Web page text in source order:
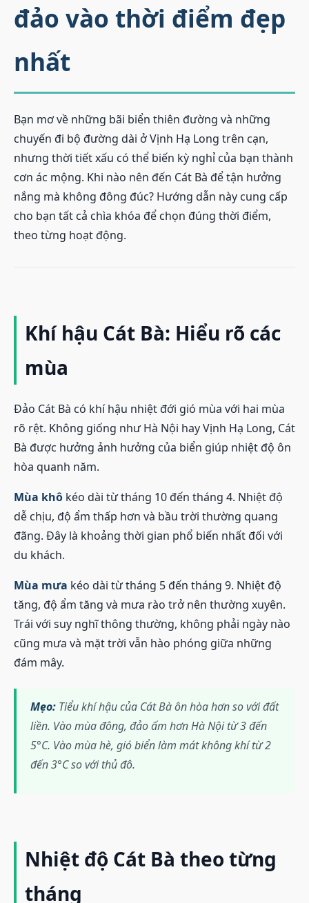
đảo vào thời điểm đẹp
nhất
Bạn mơ về những bãi biển thiên đường và những
chuyến đi bộ đường dài ở Vịnh Hạ Long trên cạn,
nhưng thời tiết xấu có thể biến kỳ nghỉ của bạn thành
cơn ác mộng. Khi nào nên đến Cát Bà để tận hưởng
nắng mà không đông đúc? Hướng dẫn này cung cấp
cho bạn tất cả chìa khóa để chọn đúng thời điểm,
theo từng hoạt động.
Khí hậu Cát Bà: Hiểu rõ các
mùa
Đảo Cát Bà có khí hậu nhiệt đới gió mùa với hai mùa
rõ rệt. Không giống như Hà Nội hay Vịnh Hạ Long, Cát
Bà được hưởng ảnh hưởng của biển giúp nhiệt độ ôn
hòa quanh năm.
Mùa khô kéo dài từ tháng 10 đến tháng 4. Nhiệt độ
dễ chịu, độ ẩm thấp hơn và bầu trời thường quang
đãng. Đây là khoảng thời gian phổ biến nhất đối với
du khách.
Mùa mưa kéo dài từ tháng 5 đến tháng 9. Nhiệt độ
tăng, độ ẩm tăng và mưa rào trở nên thường xuyên.
Trái với suy nghĩ thông thường, không phải ngày nào
cũng mưa và mặt trời vẫn hào phóng giữa những
đám mây.
Mẹo: Tiểu khí hậu của Cát Bà ôn hòa hơn so với đất
liền. Vào mùa đông, đảo ấm hơn Hà Nội từ 3 đến
5°C. Vào mùa hè, gió biển làm mát không khí từ 2
đến 3°C so với thủ đô.
Nhiệt độ Cát Bà theo từng
tháng